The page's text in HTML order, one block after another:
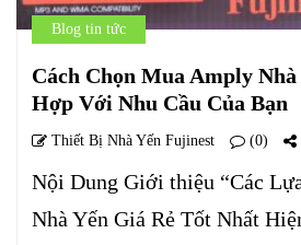
Blog tin tức
Cách Chọn Mua Amply Nhà
Hợp Với Nhu Cầu Của Bạn
Thiết Bị Nhà Yến Fujinest (0)
Nội Dung Giới thiệu “Các
Nhà Yến Giá Rẻ Tốt Nhất